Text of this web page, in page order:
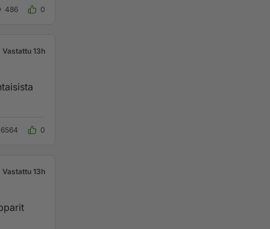
486 0
Vastattu 13h
0
Vastattu 13h